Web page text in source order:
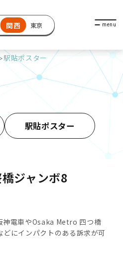
関西 東京
駅貼ポスター
駅貼ポスター
ジャンボ8
神電車やOsaka Metro 四つ橋
にインパクトのある訴求が可